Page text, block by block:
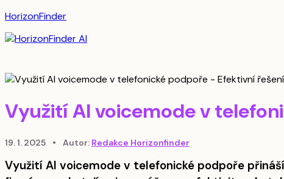
HorizonFinder
Využití AI voicemode v
19. 1. 2025 • Autor: Redakce Horizonfinder
Využití AI voicemode v telefonické podpoře